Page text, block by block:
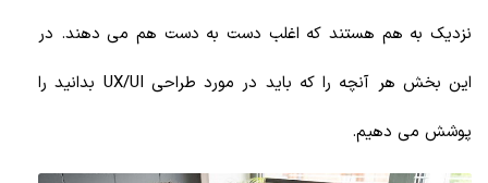
نزدیک به هم هستند که اغلب دست به دست هم می دهند. در
این بخش هر آنچه را که باید در مورد طراحی UX/UI بدانید را
پوشش می دهیم.